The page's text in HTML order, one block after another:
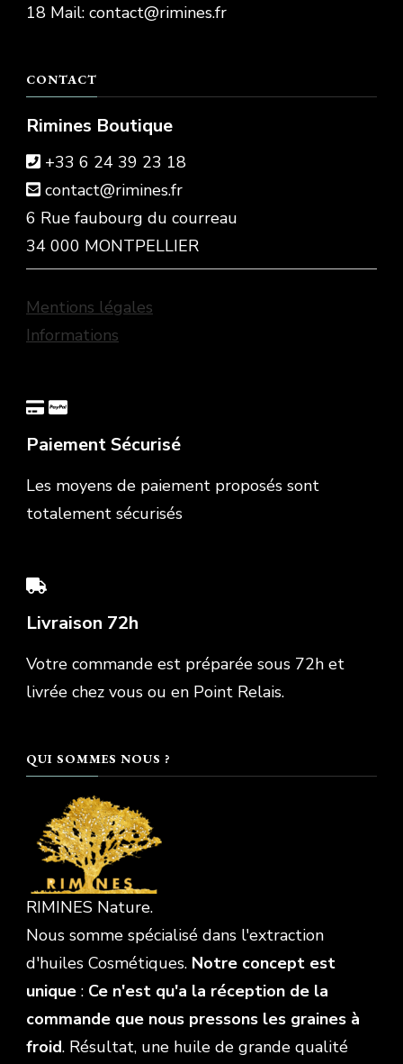
18 Mail: contact@rimines.fr
CONTACT
Rimines Boutique
+33 6 24 39 23 18
contact@rimines.fr
6 Rue faubourg du courreau
34 000 MONTPELLIER
Mentions légales
Informations
Paiement Sécurisé
Les moyens de paiement proposés sont
totalement sécurisés
Livraison 72h
Votre commande est préparée sous 72h et
livrée chez vous ou en Point Relais.
QUI SOMMES NOUS ?
RIMINES Nature.
Nous somme spécialisé dans l'extraction
d'huiles Cosmétiques. Notre concept est
unique : Ce n'est qu'a la réception de la
commande que nous pressons les graines à
froid. Résultat, une huile de grande qualité